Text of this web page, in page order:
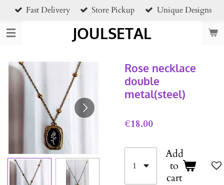
Skip
main
JOULSETAL
Fast Delivery Store Pickup Unique Designs
Rose necklace
double
metal(steel)
€18.00
Add
to
cart